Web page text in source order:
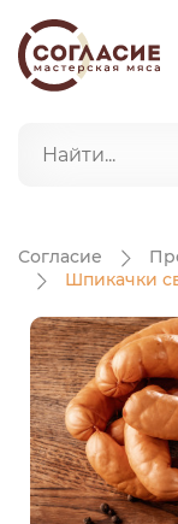
Согласие
Шпикачки